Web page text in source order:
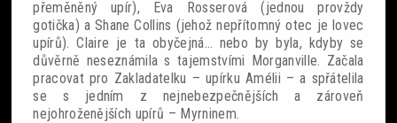
Povídky
Blackout
přeměněný upír), Eva Rosserová (jednou provždy
gotička) a Shane Collins (jehož nepřítomný otec je lovec
upírů). Claire je ta obyčejná… nebo by byla, kdyby se
důvěrně neseznámila s tajemstvími Morganville. Začala
pracovat pro Zakladatelku – upírku Amélii – a spřátelila
se s jedním z nejnebezpečnějších a zároveň
nejohroženějších upírů – Myrninem.